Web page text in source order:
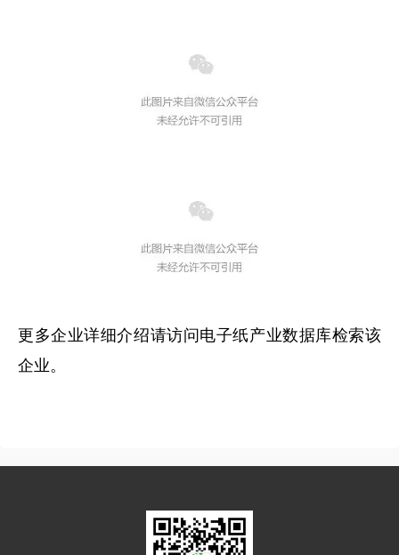
更多企业详细介绍请访问电子纸产业数据库检索该
企业。